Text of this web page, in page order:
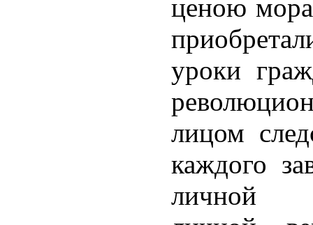
ценою
уроки
лицом
каждого
личной